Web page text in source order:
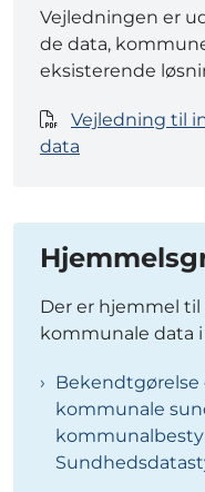
Vejledningen er
de data,
eksisterende
Vejledning til
data
Der er hjemmel
kommunale data
kommunale